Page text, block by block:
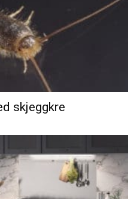
skjeggkre